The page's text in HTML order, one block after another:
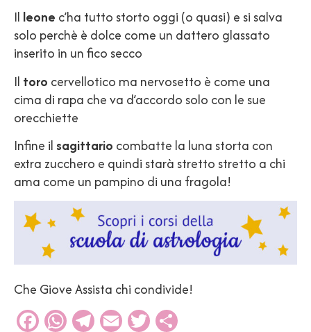
Il leone c’ha tutto storto oggi (o quasi) e si salva
solo perchè è dolce come un dattero glassato
inserito in un fico secco
Il toro cervellotico ma nervosetto è come una
cima di rapa che va d’accordo solo con le sue
orecchiette
Infine il sagittario combatte la luna storta con
extra zucchero e quindi starà stretto stretto a chi
ama come un pampino di una fragola!
Che Giove Assista chi condivide!
Facebook
WhatsApp
Telegram
EmailTwitter